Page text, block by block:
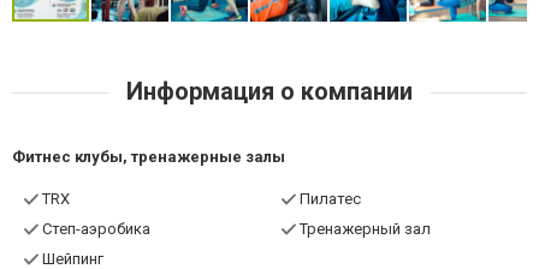
Информация о компании
Фитнес клубы, тренажерные залы
TRX
Пилатес
Степ-аэробика
Тренажерный зал
Шейпинг